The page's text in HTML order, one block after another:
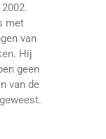
met
van
Hij
geen
van de